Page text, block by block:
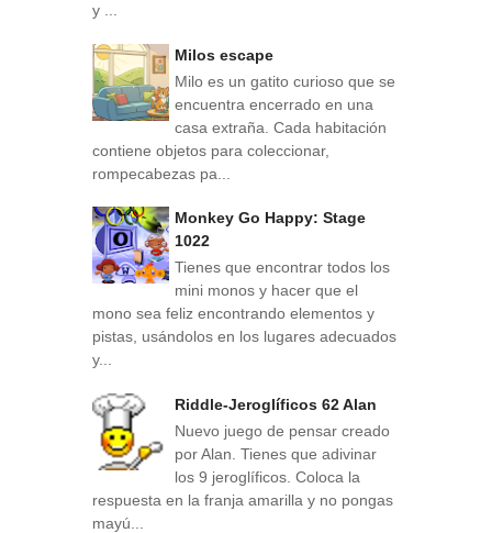
y ...
Milos escape
Milo es un gatito curioso que se
encuentra encerrado en una
casa extraña. Cada habitación
contiene objetos para coleccionar,
rompecabezas pa...
Monkey Go Happy: Stage
1022
Tienes que encontrar todos los
mini monos y hacer que el
mono sea feliz encontrando elementos y
pistas, usándolos en los lugares adecuados
y...
Riddle-Jeroglíficos 62 Alan
Nuevo juego de pensar creado
por Alan. Tienes que adivinar
los 9 jeroglíficos. Coloca la
respuesta en la franja amarilla y no pongas
mayú...